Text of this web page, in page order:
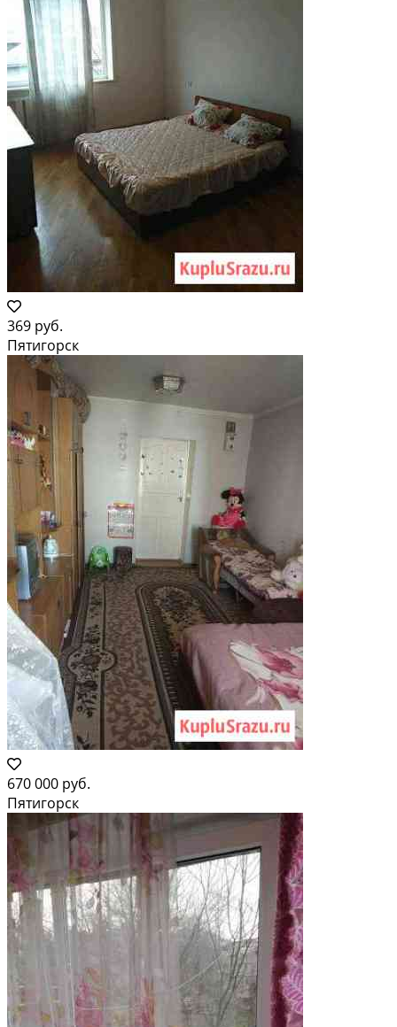
369 руб.
Пятигорск
670 000 руб.
Пятигорск